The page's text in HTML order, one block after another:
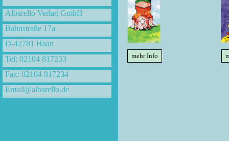
Albarello Verlag GmbH
Bahnstraße 17a
D-42781 Haan
Tel: 02104 817233
Fax: 02104 817234
Email@albarello.de
mehr Info